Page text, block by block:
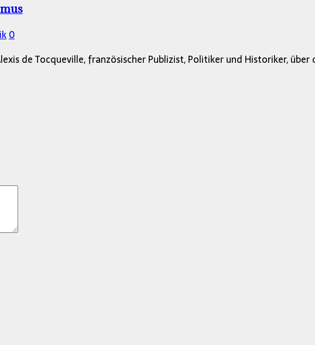
0
de Tocqueville, französischer Publizist, Politiker und Historiker,